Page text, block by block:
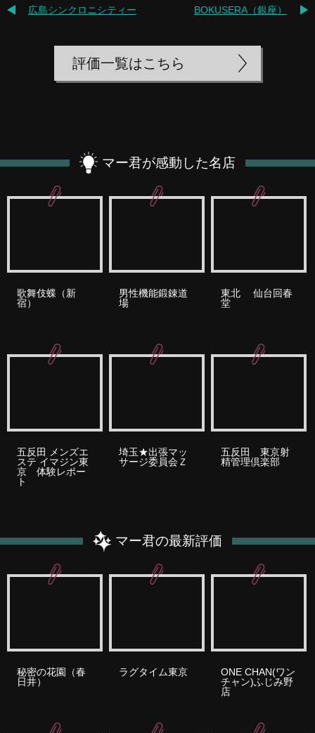
広島シンクロニシティー BOKUSERA（銀座）
評価一覧はこちら
マー君が感動した名店
歌舞伎蝶（新
宿）
男性機能鍛錬道
場
東北 仙台回春
堂
五反田 メンズエ
ステ イマジン東
京 体験レポー
ト
埼玉★出張マッ
サージ委員会Ｚ
五反田 東京射
精管理倶楽部
マー君の最新評価
秘密の花園（春
日井）
ラグタイム東京
ONE CHAN(ワン
チャン)ふじみ野
店